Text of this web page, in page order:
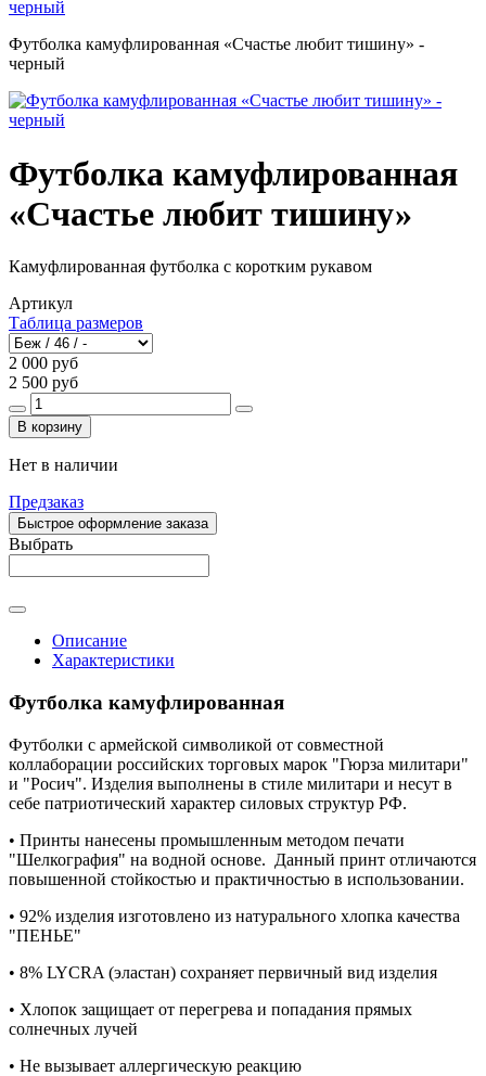
Футболка камуфлированная «Счастье любит тишину» -
черный
Футболка камуфлированная
«Счастье любит тишину»
Камуфлированная футболка с коротким рукавом
Артикул
Таблица размеров
2 000 руб
2 500 руб
В корзину
Нет в наличии
Предзаказ
Быстрое оформление заказа
Выбрать
Описание
Характеристики
Футболка камуфлированная
Футболки с армейской символикой от совместной
коллаборации российских торговых марок "Гюрза милитари"
и "Росич". Изделия выполнены в стиле милитари и несут в
себе патриотический характер силовых структур РФ.
• Принты нанесены промышленным методом печати
"Шелкография" на водной основе. Данный принт отличаются
повышенной стойкостью и практичностью в использовании.
• 92% изделия изготовлено из натурального хлопка качества
"ПЕНЬЕ"
• 8% LYCRA (эластан) сохраняет первичный вид изделия
• Хлопок защищает от перегрева и попадания прямых
солнечных лучей
• Не вызывает аллергическую реакцию